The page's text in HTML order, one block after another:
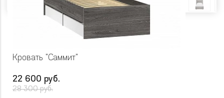
Кровать "Саммит"
22 600 руб.
28 300 руб.